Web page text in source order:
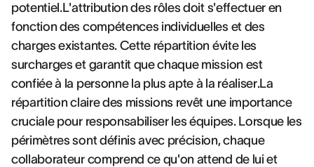
potentiel.L'attribution des rôles doit s'effectuer en
fonction des compétences individuelles et des
charges existantes. Cette répartition évite les
surcharges et garantit que chaque mission est
confiée à la personne la plus apte à la réaliser.La
répartition claire des missions revêt une importance
cruciale pour responsabiliser les équipes. Lorsque les
périmètres sont définis avec précision, chaque
collaborateur comprend ce qu'on attend de lui et